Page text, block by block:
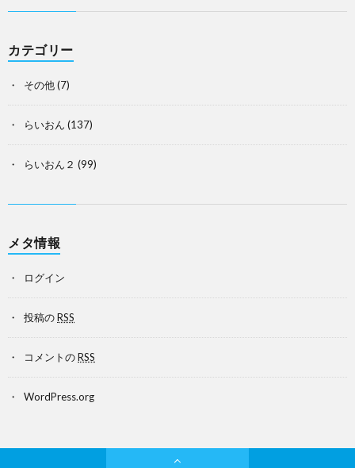
カテゴリー
その他(7)
らいおん (137)
らいおん２ (99)
メタ情報
ログイン
投稿のRSS
コメントのRSS
WordPress.org